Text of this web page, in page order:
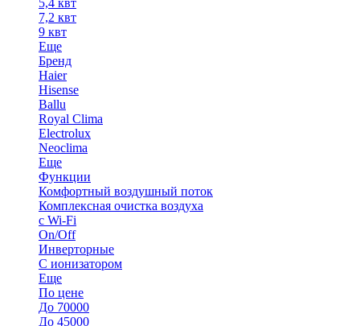
5,4 квт
7,2 квт
9 квт
Еще
Бренд
Haier
Hisense
Ballu
Royal Clima
Electrolux
Neoclima
Еще
Функции
Комфортный воздушный поток
Комплексная очистка воздуха
с Wi-Fi
On/Off
Инверторные
С ионизатором
Еще
По цене
До 70000
До 45000